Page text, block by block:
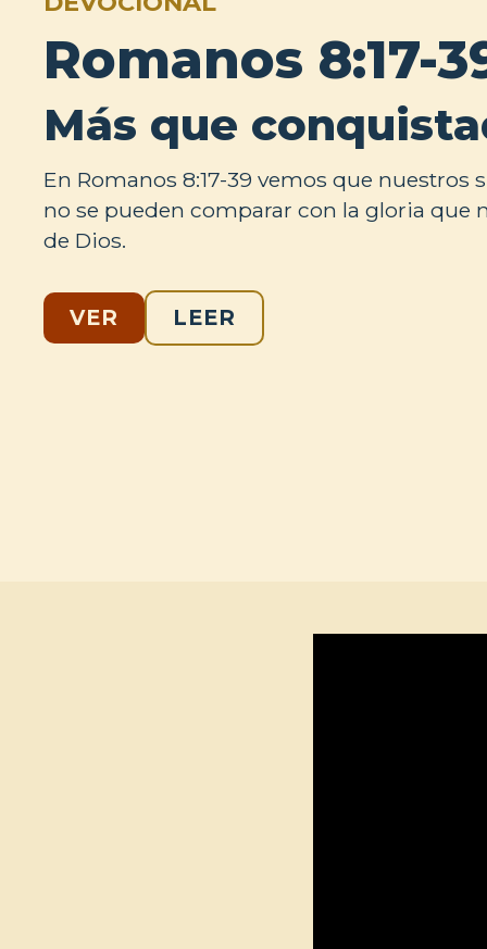
Romanos 8:17-
Más que
En Romanos 8:17-39 vemos que nuestros
no se pueden comparar con la gloria que
de Dios.
VER LEER